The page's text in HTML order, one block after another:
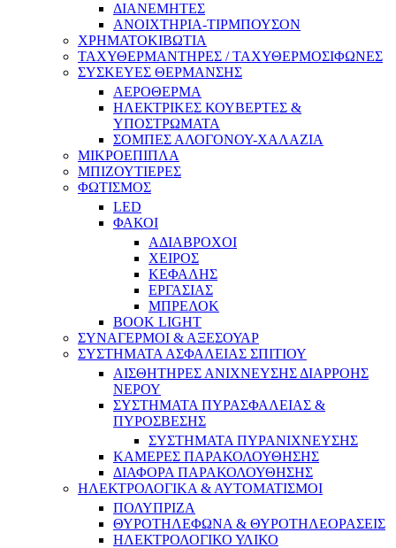
ΔΙΑΝΕΜΗΤΕΣ
ΑΝΟΙΧΤΗΡΙΑ-ΤΙΡΜΠΟΥΣΟΝ
ΧΡΗΜΑΤΟΚΙΒΩΤΙΑ
ΤΑΧΥΘΕΡΜΑΝΤΗΡΕΣ / ΤΑΧΥΘΕΡΜΟΣΙΦΩΝΕΣ
ΣΥΣΚΕΥΕΣ ΘΕΡΜΑΝΣΗΣ
ΑΕΡΟΘΕΡΜΑ
ΗΛΕΚΤΡΙΚΕΣ ΚΟΥΒΕΡΤΕΣ &
ΥΠΟΣΤΡΩΜΑΤΑ
ΣΟΜΠΕΣ ΑΛΟΓΟΝΟΥ-ΧΑΛΑΖΙΑ
ΜΙΚΡΟΕΠΙΠΛΑ
ΜΠΙΖΟΥΤΙΕΡΕΣ
ΦΩΤΙΣΜΟΣ
LED
ΦΑΚΟΙ
ΑΔΙΑΒΡΟΧΟΙ
ΧΕΙΡΟΣ
ΚΕΦΑΛΗΣ
ΕΡΓΑΣΙΑΣ
ΜΠΡΕΛΟΚ
BOOK LIGHT
ΣΥΝΑΓΕΡΜΟΙ & ΑΞΕΣΟΥΑΡ
ΣΥΣΤΗΜΑΤΑ ΑΣΦΑΛΕΙΑΣ ΣΠΙΤΙΟΥ
ΑΙΣΘΗΤΗΡΕΣ ΑΝΙΧΝΕΥΣΗΣ ΔΙΑΡΡΟΗΣ
ΝΕΡΟΥ
ΣΥΣΤΗΜΑΤΑ ΠΥΡΑΣΦΑΛΕΙΑΣ &
ΠΥΡΟΣΒΕΣΗΣ
ΣΥΣΤΗΜΑΤΑ ΠΥΡΑΝΙΧΝΕΥΣΗΣ
ΚΑΜΕΡΕΣ ΠΑΡΑΚΟΛΟΥΘΗΣΗΣ
ΔΙΑΦΟΡΑ ΠΑΡΑΚΟΛΟΥΘΗΣΗΣ
ΗΛΕΚΤΡΟΛΟΓΙΚΑ & ΑΥΤΟΜΑΤΙΣΜΟΙ
ΠΟΛΥΠΡΙΖΑ
ΘΥΡΟΤΗΛΕΦΩΝΑ & ΘΥΡΟΤΗΛΕΟΡΑΣΕΙΣ
ΗΛΕΚΤΡΟΛΟΓΙΚΟ ΥΛΙΚΟ